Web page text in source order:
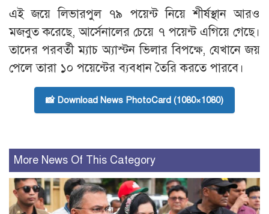
এই জয়ে লিভারপুল ৭৯ পয়েন্ট নিয়ে শীর্ষস্থান আরও
মজবুত করেছে, আর্সেনালের চেয়ে ৭ পয়েন্ট এগিয়ে গেছে।
তাদের পরবর্তী ম্যাচ অ্যাস্টন ভিলার বিপক্ষে, যেখানে জয়
পেলে তারা ১০ পয়েন্টের ব্যবধান তৈরি করতে পারবে।
📸 Download News PhotoCard (1080×1080)
More News Of This Category